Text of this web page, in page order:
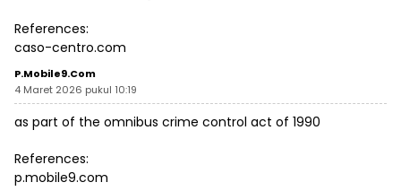
References:
caso-centro.com
P.mobile9.com
4 Maret 2026 pukul 10:19
as part of the omnibus crime control act of 1990
References:
p.mobile9.com